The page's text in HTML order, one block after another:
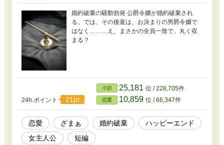
婚約破棄の騒動勃発 公爵令嬢が婚約破棄され
る。では、その後釜は、お決まりの男爵令嬢で
はなく………え、まさかの全員一致で、丸く収
まる？
24h.ポイント 21pt
小説 25,181 位 / 228,705件
恋愛 10,859 位 / 66,347件
恋愛 ざまぁ 婚約破棄
ハッピーエンド
女主人公
短編